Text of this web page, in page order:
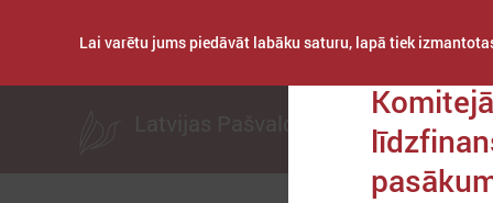
Lai varētu jums piedāvāt labāku saturu, lapā tiek
Latvijas Pašvaldību savienība
Publicēts: 2023.